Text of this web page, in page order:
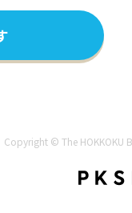
Copyright © The HOKKOKU